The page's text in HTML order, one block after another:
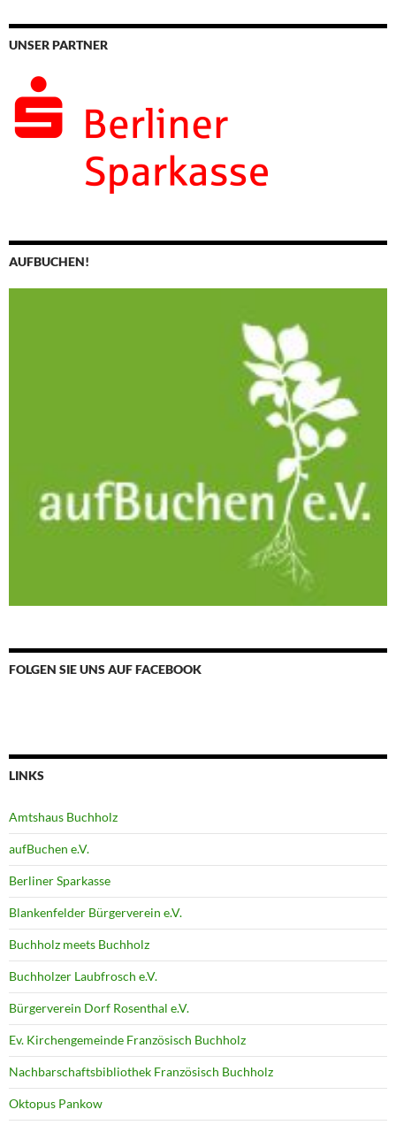
UNSER PARTNER
AUFBUCHEN!
FOLGEN SIE UNS AUF FACEBOOK
LINKS
Amtshaus Buchholz
aufBuchen e.V.
Berliner Sparkasse
Blankenfelder Bürgerverein e.V.
Buchholz meets Buchholz
Buchholzer Laubfrosch e.V.
Bürgerverein Dorf Rosenthal e.V.
Ev. Kirchengemeinde Französisch Buchholz
Nachbarschaftsbibliothek Französisch Buchholz
Oktopus Pankow